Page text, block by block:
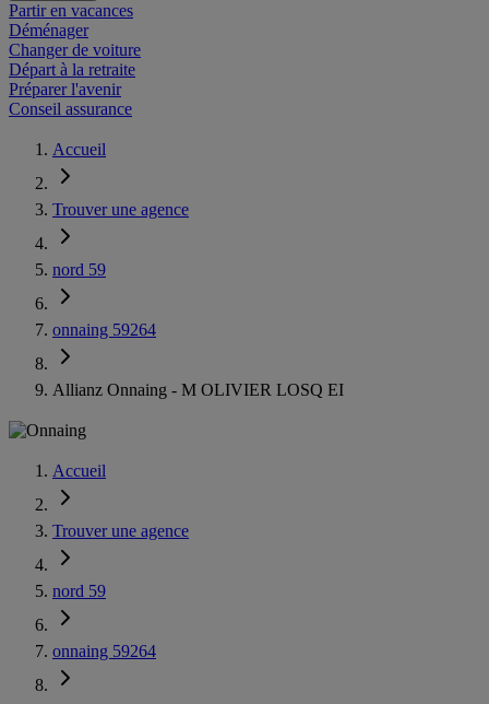
Partir en vacances
Déménager
Changer de voiture
Départ à la retraite
Préparer l'avenir
Conseil assurance
Accueil
Trouver une agence
nord 59
onnaing 59264
Allianz Onnaing - M OLIVIER LOSQ EI
Accueil
Trouver une agence
nord 59
onnaing 59264